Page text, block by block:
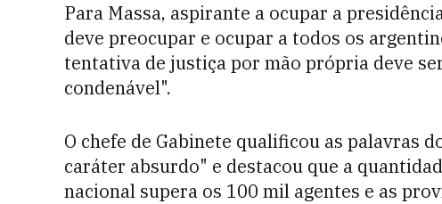
Para Massa, aspirante a ocupar a
deve preocupar e ocupar a todos os
tentativa de justiça por mão própria deve
condenável".
O chefe de Gabinete qualificou as palavras
caráter absurdo" e destacou que a
nacional supera os 100 mil agentes e as